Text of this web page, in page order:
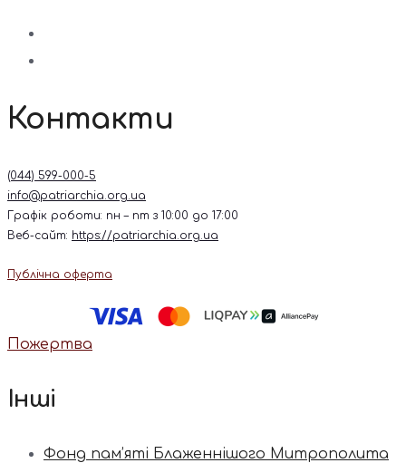
Контакти
(044) 599-000-5
info@patriarchia.org.ua
Графік роботи: пн – пт з 10:00 до 17:00
Веб-сайт: https://patriarchia.org.ua
Публічна оферта
Пожертва
Інші
Фонд пам’яті Блаженнішого Митрополита